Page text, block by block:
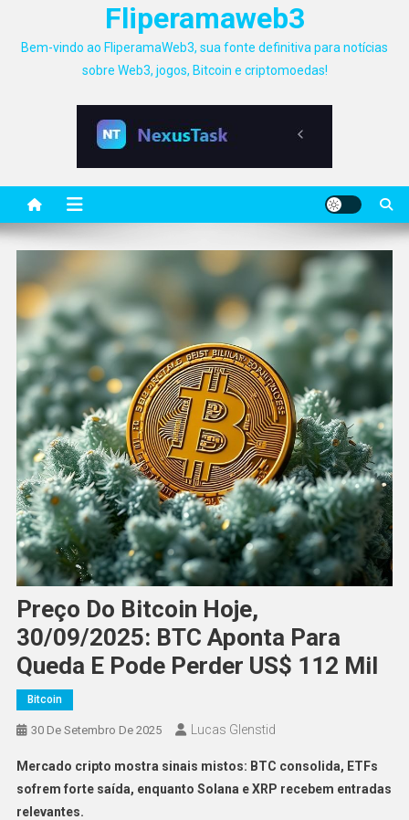
Fliperamaweb3
Bem-vindo ao FliperamaWeb3, sua fonte definitiva para notícias
sobre Web3, jogos, Bitcoin e criptomoedas!
Preço Do Bitcoin Hoje,
30/09/2025: BTC Aponta Para
Queda E Pode Perder US$ 112 Mil
Bitcoin
30 De Setembro De 2025 Lucas Glenstid
Mercado cripto mostra sinais mistos: BTC consolida, ETFs
sofrem forte saída, enquanto Solana e XRP recebem entradas
relevantes.